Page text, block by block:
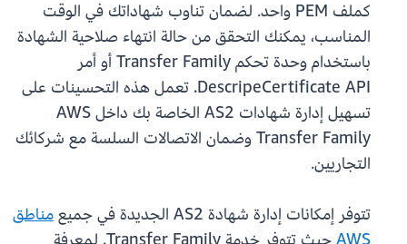
كملف PEM واحد. لضمان تناوب شهاداتك في الوقت
المناسب، يمكنك التحقق من حالة انتهاء صلاحية الشهادة
باستخدام وحدة تحكم Transfer Family أو أمر
DescripeCertificate API. تعمل هذه التحسينات على
تسهيل إدارة شهادات AS2 الخاصة بك داخل AWS
Transfer Family وضمان الاتصالات السلسة مع شركائك
التجاريين.
تتوفر إمكانات إدارة شهادة AS2 الجديدة في جميع
مناطق